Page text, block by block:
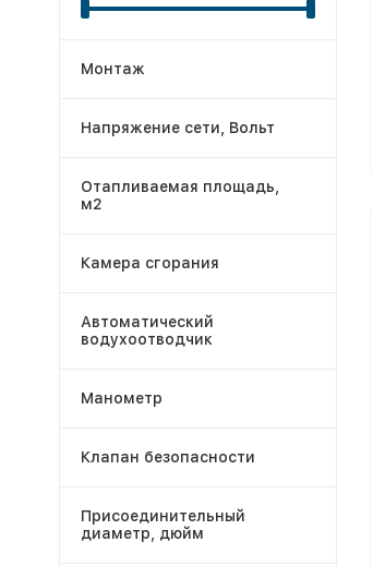
Монтаж
Напряжение сети, Вольт
Отапливаемая площадь,
м2
Камера сгорания
Автоматический
водухоотводчик
Манометр
Клапан безопасности
Присоединительный
диаметр, дюйм